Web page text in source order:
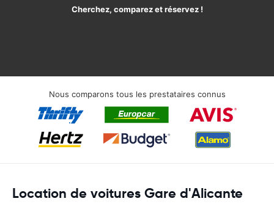
Cherchez, comparez et réservez !
Nous comparons tous les prestataires connus
Location de voitures Gare d'Alicante